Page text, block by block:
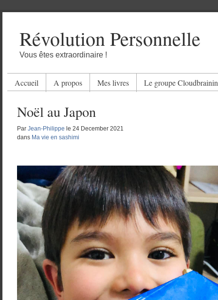
Révolution Personnelle
Vous êtes extraordinaire !
Accueil A propos Mes livres Le groupe
Noël au Japon
Par Jean-Philippe le 24 December 2021
dans Ma vie en sashimi